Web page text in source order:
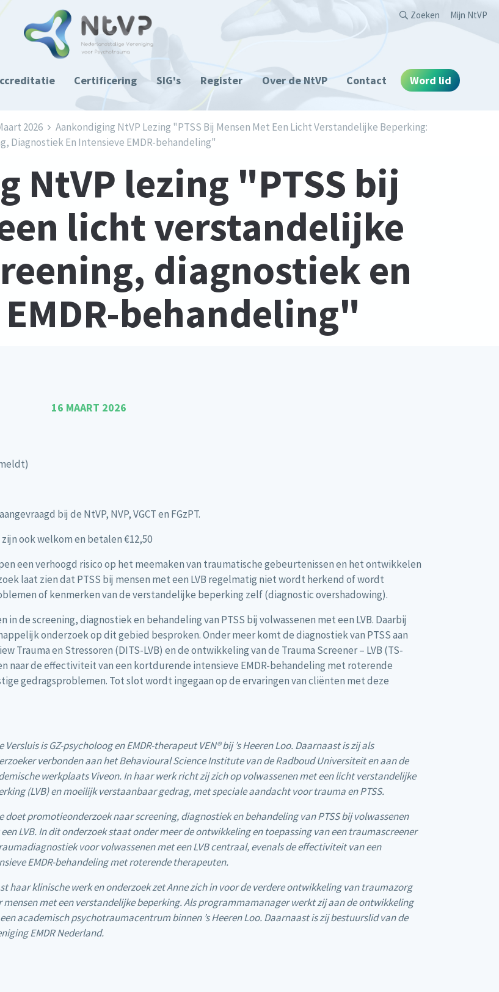
Certificering SIG's Register Over de NtVP Contact Word lid
Zoeken Mijn NtVP
2026
Aankondiging NtVP Lezing "PTSS Bij Mensen Met Een Licht Verstandelijke Beperking:
Diagnostiek En Intensieve EMDR-behandeling"
NtVP lezing "PTSS bij
licht verstandelijke
diagnostiek en
behandeling"
16 MAART 2026
bij de NtVP, NVP, VGCT en FGzPT.
ook welkom en betalen €12,50
een verhoogd risico op het meemaken van traumatische gebeurtenissen en het ontwikkelen
laat zien dat PTSS bij mensen met een LVB regelmatig niet wordt herkend of wordt
of kenmerken van de verstandelijke beperking zelf (diagnostic overshadowing).
de screening, diagnostiek en behandeling van PTSS bij volwassenen met een LVB. Daarbij
onderzoek op dit gebied besproken. Onder meer komt de diagnostiek van PTSS aan
Trauma en Stressoren (DITS-LVB) en de ontwikkeling van de Trauma Screener – LVB (TS-
naar de effectiviteit van een kortdurende intensieve EMDR-behandeling met roterende
gedragsproblemen. Tot slot wordt ingegaan op de ervaringen van cliënten met deze
Versluis is GZ-psycholoog en EMDR-therapeut VEN® bij ’s Heeren Loo. Daarnaast is zij als
verbonden aan het Behavioural Science Institute van de Radboud Universiteit en aan de
werkplaats Viveon. In haar werk richt zij zich op volwassenen met een licht verstandelijke
(LVB) en moeilijk verstaanbaar gedrag, met speciale aandacht voor trauma en PTSS.
doet promotieonderzoek naar screening, diagnostiek en behandeling van PTSS bij volwassenen
LVB. In dit onderzoek staat onder meer de ontwikkeling en toepassing van een traumascreener
voor volwassenen met een LVB centraal, evenals de effectiviteit van een
EMDR-behandeling met roterende therapeuten.
haar klinische werk en onderzoek zet Anne zich in voor de verdere ontwikkeling van traumazorg
mensen met een verstandelijke beperking. Als programmamanager werkt zij aan de ontwikkeling
academisch psychotraumacentrum binnen ’s Heeren Loo. Daarnaast is zij bestuurslid van de
EMDR Nederland.